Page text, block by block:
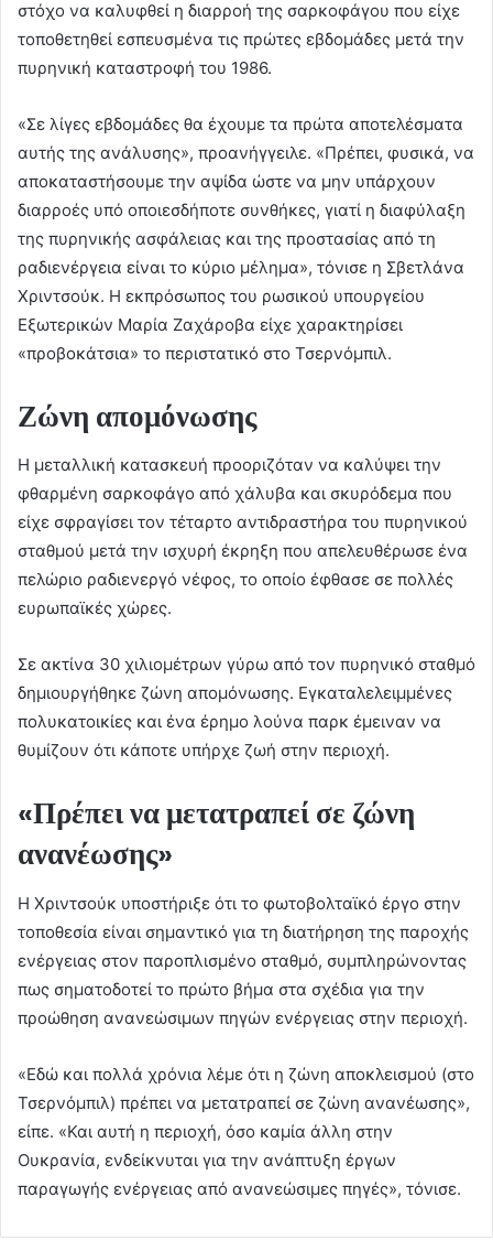
στόχο να καλυφθεί η διαρροή της σαρκοφάγου που είχε
τοποθετηθεί εσπευσμένα τις πρώτες εβδομάδες μετά την
πυρηνική καταστροφή του 1986.
«Σε λίγες εβδομάδες θα έχουμε τα πρώτα αποτελέσματα
αυτής της ανάλυσης», προανήγγειλε. «Πρέπει, φυσικά, να
αποκαταστήσουμε την αψίδα ώστε να μην υπάρχουν
διαρροές υπό οποιεσδήποτε συνθήκες, γιατί η διαφύλαξη
της πυρηνικής ασφάλειας και της προστασίας από τη
ραδιενέργεια είναι το κύριο μέλημα», τόνισε η Σβετλάνα
Χριντσούκ. Η εκπρόσωπος του ρωσικού υπουργείου
Εξωτερικών Μαρία Ζαχάροβα είχε χαρακτηρίσει
«προβοκάτσια» το περιστατικό στο Τσερνόμπιλ.
Ζώνη απομόνωσης
Η μεταλλική κατασκευή προοριζόταν να καλύψει την
φθαρμένη σαρκοφάγο από χάλυβα και σκυρόδεμα που
είχε σφραγίσει τον τέταρτο αντιδραστήρα του πυρηνικού
σταθμού μετά την ισχυρή έκρηξη που απελευθέρωσε ένα
πελώριο ραδιενεργό νέφος, το οποίο έφθασε σε πολλές
ευρωπαϊκές χώρες.
Σε ακτίνα 30 χιλιομέτρων γύρω από τον πυρηνικό σταθμό
δημιουργήθηκε ζώνη απομόνωσης. Εγκαταλελειμμένες
πολυκατοικίες και ένα έρημο λούνα παρκ έμειναν να
θυμίζουν ότι κάποτε υπήρχε ζωή στην περιοχή.
«Πρέπει να μετατραπεί σε ζώνη
ανανέωσης»
Η Χριντσούκ υποστήριξε ότι το φωτοβολταϊκό έργο στην
τοποθεσία είναι σημαντικό για τη διατήρηση της παροχής
ενέργειας στον παροπλισμένο σταθμό, συμπληρώνοντας
πως σηματοδοτεί το πρώτο βήμα στα σχέδια για την
προώθηση ανανεώσιμων πηγών ενέργειας στην περιοχή.
«Εδώ και πολλά χρόνια λέμε ότι η ζώνη αποκλεισμού (στο
Τσερνόμπιλ) πρέπει να μετατραπεί σε ζώνη ανανέωσης»,
είπε. «Και αυτή η περιοχή, όσο καμία άλλη στην
Ουκρανία, ενδείκνυται για την ανάπτυξη έργων
παραγωγής ενέργειας από ανανεώσιμες πηγές», τόνισε.